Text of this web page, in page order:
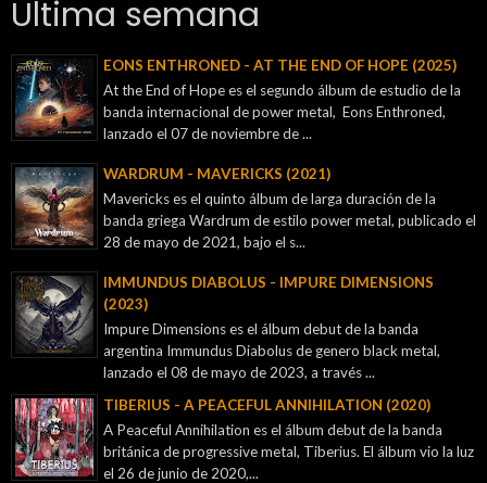
Ultima semana
EONS ENTHRONED - AT THE END OF HOPE (2025)
At the End of Hope es el segundo álbum de estudio de la
banda internacional de power metal, Eons Enthroned,
lanzado el 07 de noviembre de ...
WARDRUM - MAVERICKS (2021)
Mavericks es el quinto álbum de larga duración de la
banda griega Wardrum de estilo power metal, publicado el
28 de mayo de 2021, bajo el s...
IMMUNDUS DIABOLUS - IMPURE DIMENSIONS
(2023)
Impure Dimensions es el álbum debut de la banda
argentina Immundus Diabolus de genero black metal,
lanzado el 08 de mayo de 2023, a través ...
TIBERIUS - A PEACEFUL ANNIHILATION (2020)
A Peaceful Annihilation es el álbum debut de la banda
británica de progressive metal, Tiberius. El álbum vio la luz
el 26 de junio de 2020,...